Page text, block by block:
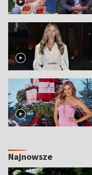
Najnowsze